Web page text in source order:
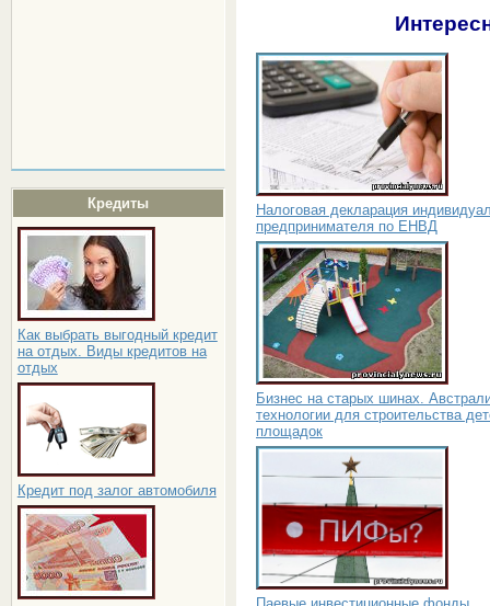
Кредиты
Как выбрать выгодный кредит
на отдых. Виды кредитов на
отдых
Кредит под залог автомобиля
Налоговая декларация
предпринимателя по ЕНВД
Бизнес на старых шинах.
технологии для строительства
площадок